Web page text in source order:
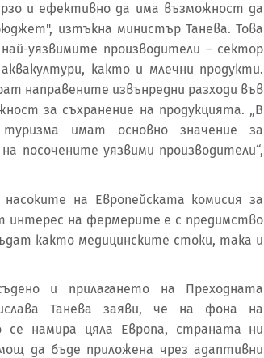
и ефективно да има възможност да
изтъкна министър Танева. Това
уязвимите производители – сектор
както и млечни продукти.
направените извънредни разходи във
за съхранение на продукцията. „В
имат основно значение за
посочените уязвими производители“,
на Европейската комисия за
интерес на фермерите е с предимство
както медицинските стоки, така и
и прилагането на Преходната
Танева заяви, че на фона на
се намира цяла Европа, страната ни
да бъде приложена чрез адаптивни